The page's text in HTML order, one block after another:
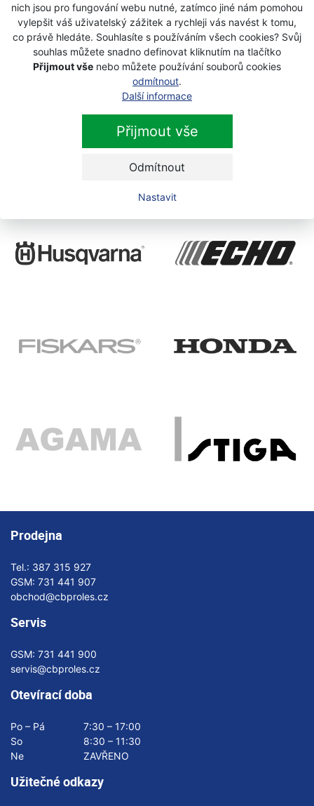
nich jsou pro fungování webu nutné, zatímco jiné nám pomohou
vylepšit váš uživatelský zážitek a rychleji vás navést k tomu,
co právě hledáte. Souhlasíte s používáním všech cookies? Svůj
souhlas můžete snadno definovat kliknutím na tlačítko
Přijmout vše nebo můžete používání souborů cookies
odmítnout.
Další informace
Přijmout vše
Odmítnout
Nastavit
Newsletter
Přihlaste se k odběru novinek
Přihlásit
Zaškrtnutím souhlasím se zpracováním osobních
Prodejna
Tel.: 387 315 927
GSM: 731 441 907
obchod@cbproles.cz
Servis
GSM: 731 441 900
servis@cbproles.cz
Otevírací doba
Po – Pá
7:30 – 17:00
So
8:30 – 11:30
Ne
ZAVŘENO
Užitečné odkazy